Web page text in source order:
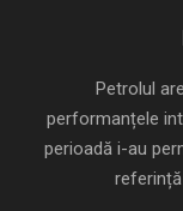
Petrolul
performanțele
perioadă i-au